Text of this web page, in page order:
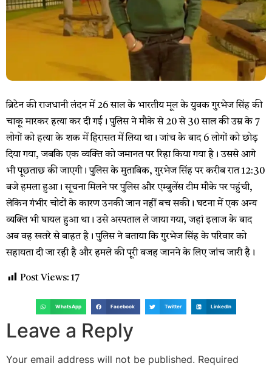
ब्रिटेन की राजधानी लंदन में 26 साल के भारतीय मूल के युवक गुरभेज सिंह की
चाकू मारकर हत्या कर दी गई। पुलिस ने मौके से 20 से 30 साल की उम्र के 7
लोगों को हत्या के शक में हिरासत में लिया था। जांच के बाद 6 लोगों को छोड़
दिया गया, जबकि एक व्यक्ति को जमानत पर रिहा किया गया है। उससे आगे
भी पूछताछ की जाएगी। पुलिस के मुताबिक, गुरभेज सिंह पर करीब रात 12:30
बजे हमला हुआ। सूचना मिलने पर पुलिस और एम्बुलेंस टीम मौके पर पहुंची,
लेकिन गंभीर चोटों के कारण उनकी जान नहीं बच सकी। घटना में एक अन्य
व्यक्ति भी घायल हुआ था। उसे अस्पताल ले जाया गया, जहां इलाज के बाद
अब वह खतरे से बाहत है। पुलिस ने बताया कि गुरभेज सिंह के परिवार को
सहायता दी जा रही है और हमले की पूरी वजह जानने के लिए जांच जारी है।
Post Views: 17
WhatsApp Facebook Twitter LinkedIn
Leave a Reply
Your email address will not be published. Required